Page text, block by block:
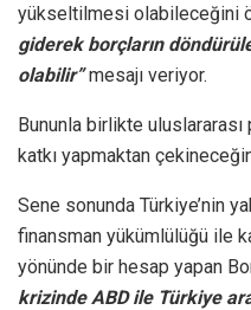
yükseltilmesi olabileceğini
giderek borçların
olabilir” mesajı veriyor.
Bununla birlikte
katkı yapmaktan
Sene sonunda Türkiye’nin
finansman yükümlülüğü ile
yönünde bir hesap yapan
krizinde ABD ile Türkiye